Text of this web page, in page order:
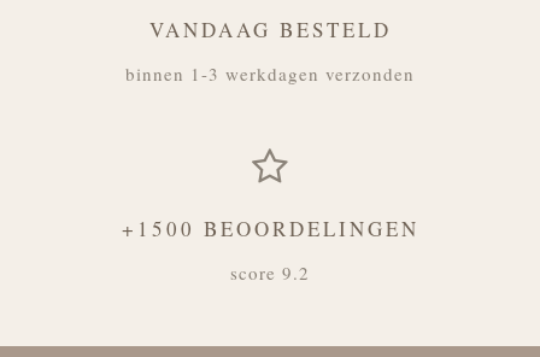
VANDAAG BESTELD
binnen 1-3 werkdagen verzonden
+1500 BEOORDELINGEN
score 9.2